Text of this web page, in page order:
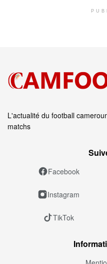
L'actualité du football
matchs
Facebook
Instagram
TikTok